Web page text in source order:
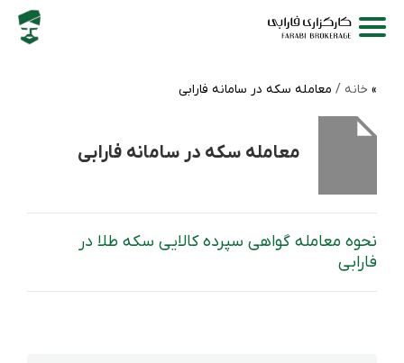
خانه / معامله سکه در سامانه فارابی
معامله سکه در سامانه فارابی
نحوه معامله گواهی سپرده کالایی سکه طلا در
فارابی